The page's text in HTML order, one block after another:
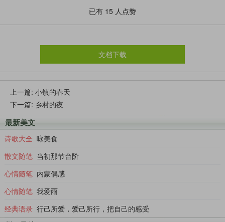
小路的东边有一棵高大的酸枣树，挺直着腰身，为小路站
岗。一到夏天，哪怕是最热的天气，酸枣树给蝉提供了广阔的舞
带着乡土的气息，夹着泥土的芳香，沾着树叶的露珠，缠绵而
来，响成一片。童年的我时常在树下玩耍，偶尔，我会小心翼翼
地屏住呼吸，蹑手蹑脚地靠上前去，可是，我还没看出个子午卯
酉来，“扑啦啦”一阵响，一群蝉儿向远方飞去，留给我的是它们
排泄的废物，淋到我的头上、脸上，合上满身的汗水，让人凉飕
飕的。
当然，我最感兴趣的还是酸枣树上那诱人的果实，那密
密麻麻的酸枣，黄灿灿、亮晶晶的，这些李子般大小的酸
枣，或高或低的悬挂在树枝上，把酸枣树装扮得艳丽多姿。
我时常仰着脖子，把两眼睁得大大的，那些酸枣毫不客气地
心里的那把热情之火瞬间就熊熊燃烧起来，让我小猴似地爬
上树去，即便肚皮让树皮搓得通红，甚至疼得呲牙咧嘴，我
一丝丝的酸甜在嘴里蔓延……
已有 15 人点赞
文档下载
上一篇: 小镇的春天
下一篇: 乡村的夜
最新美文
诗歌大全 咏美食
散文随笔 当初那节台阶
心情随笔 内蒙偶感
心情随笔 我爱雨
经典语录 行己所爱，爱己所行，把自己的感受